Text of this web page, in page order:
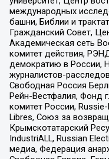
международных
башни, Библии и
Гражданский Совет,
Академическая сеть
комитет действия,
демократию в России,
журналистов-
Свободная Россия
Рейн-Вестфалия, Фонд
комитет России,
Libres, Союз за
Крымскотатарский
IndustriALL, Russian
медиа, Федерация